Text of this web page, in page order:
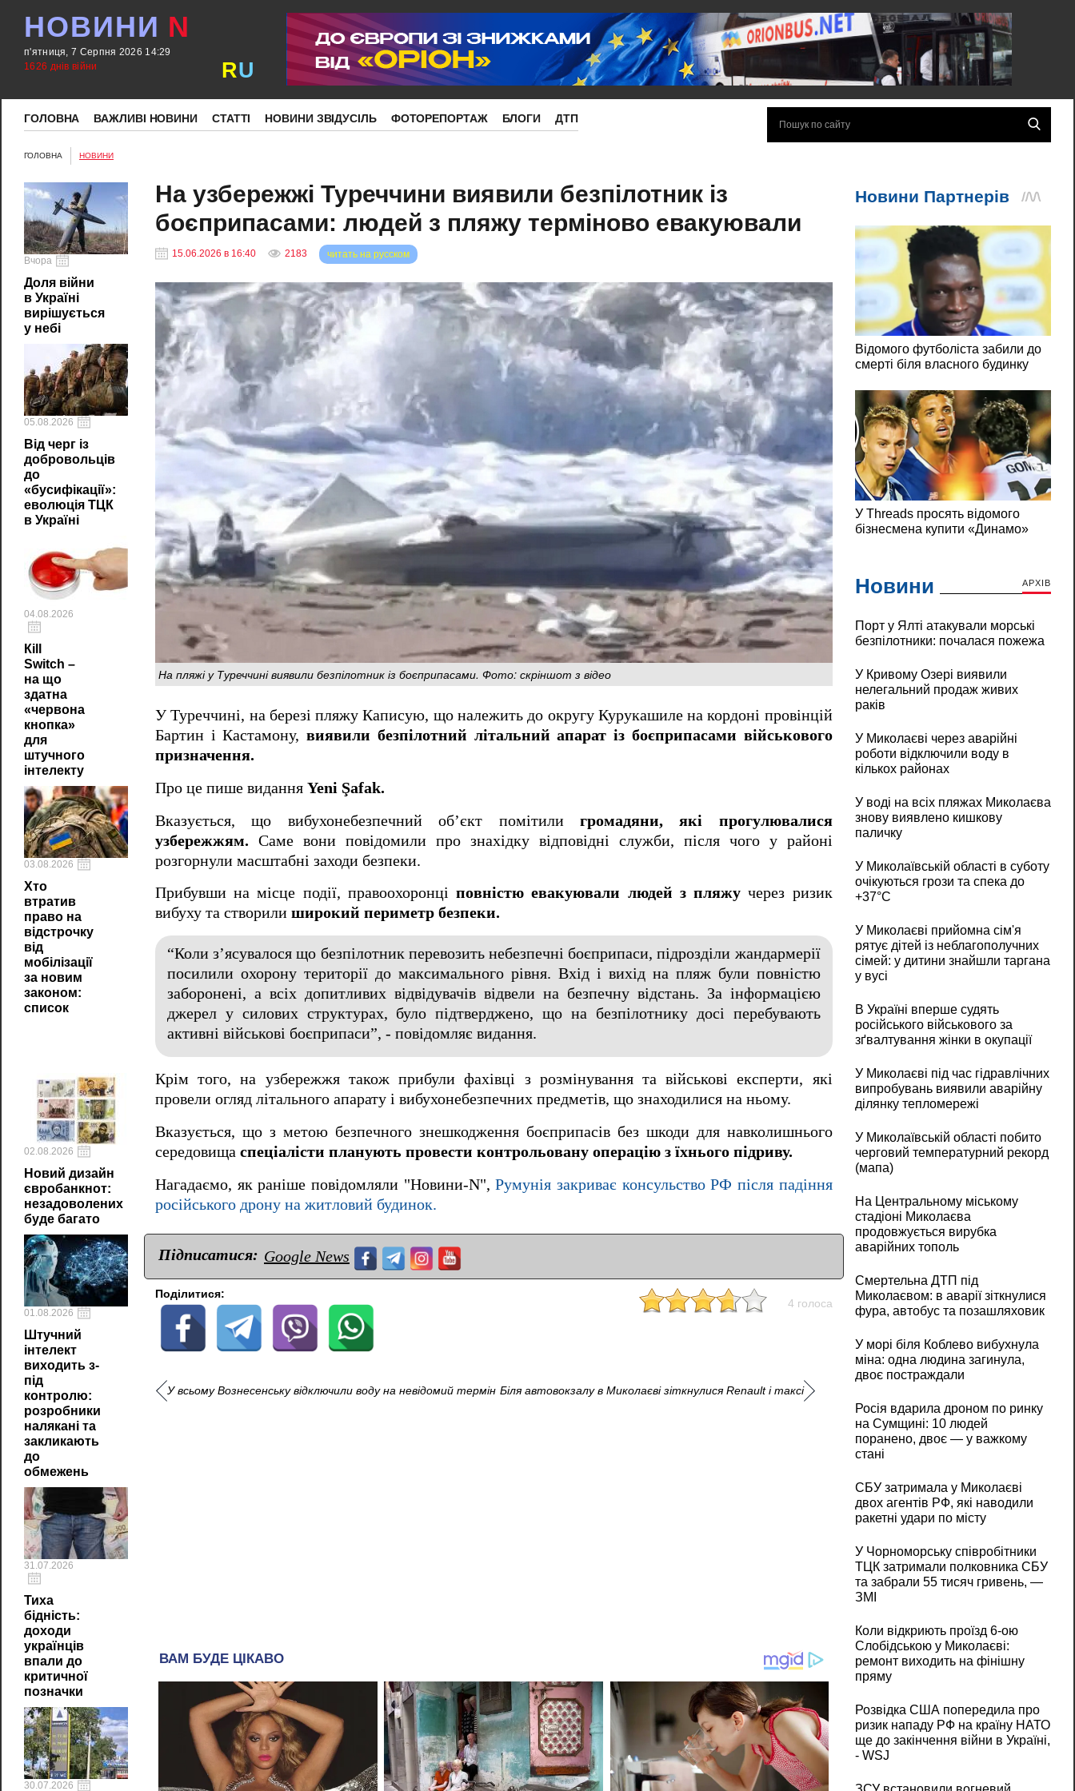
НОВИНИ N
п'ятниця, 7 Серпня 2026 14:29
1626 днів війни
RU
ГОЛОВНА ВАЖЛИВІ НОВИНИ СТАТТІ НОВИНИ ЗВІДУСІЛЬ ФОТОРЕПОРТАЖ БЛОГИ ДТП
ГОЛОВНА НОВИНИ
Вчора
Доля війни
в Україні
вирішується
у небі
05.08.2026
Від черг із
добровольців
до
«бусифікації»:
еволюція ТЦК
в Україні
04.08.2026
Кill
Switch –
на що
здатна
«червона
кнопка»
для
штучного
інтелекту
03.08.2026
Хто
втратив
право на
відстрочку
від
мобілізації
за новим
законом:
список
02.08.2026
Новий дизайн
євробанкнот:
незадоволених
буде багато
01.08.2026
Штучний
інтелект
виходить з-
під
контролю:
розробники
налякані та
закликають
до
обмежень
31.07.2026
Тиха
бідність:
доходи
українців
впали до
критичної
позначки
30.07.2026
На узбережжі Туреччини виявили безпілотник із
боєприпасами: людей з пляжу терміново евакуювали
15.06.2026 в 16:40 2183 читать на русском
На пляжі у Туреччині виявили безпілотник із боєприпасами. Фото: скріншот з відео
У Туреччині, на березі пляжу Каписую, що належить до округу Курукашиле на кордоні провінцій
Бартин і Кастамону,виявили безпілотний літальний апарат із боєприпасами військового
призначення.
Про це пише видання Yeni Şafak.
Вказується, що вибухонебезпечний об’єкт помітили громадяни, які прогулювалися
узбережжям. Саме вони повідомили про знахідку відповідні служби, після чого у районі
розгорнули масштабні заходи безпеки.
Прибувши на місце події, правоохоронціповністю евакуювали людей з пляжу через ризик
вибуху та створили широкий периметр безпеки.
“Коли з’ясувалося що безпілотник перевозить небезпечні боєприпаси, підрозділи жандармерії
посилили охорону території до максимального рівня. Вхід і вихід на пляж були повністю
заборонені, а всіх допитливих відвідувачів відвели на безпечну відстань. За інформацією
джерел у силових структурах, було підтверджено, що на безпілотнику досі перебувають
активні військові боєприпаси”, - повідомляє видання.
Крім того, на узбережжя також прибули фахівці з розмінування та військові експерти, які
провели огляд літального апарату і вибухонебезпечних предметів, що знаходилися на ньому.
Вказується, що з метою безпечного знешкодження боєприпасів без шкоди для навколишнього
середовища спеціалісти планують провести контрольовану операцію з їхнього підриву.
Нагадаємо, як раніше повідомляли "Новини-N",Румунія закриває консульство РФ після падіння
російського дрону на житловий будинок.
Підписатися: Google News
Поділитися:
4 голоса
У всьому Вознесенську відключили воду на невідомий термін Біля автовокзалу в Миколаєві зіткнулися Renault і таксі
Новини АРХІВ
Порт у Ялті атакували морські
безпілотники: почалася пожежа
У Кривому Озері виявили
нелегальний продаж живих
раків
У Миколаєві через аварійні
роботи відключили воду в
кількох районах
У воді на всіх пляжах Миколаєва
знову виявлено кишкову
паличку
У Миколаївській області в суботу
очікуються грози та спека до
+37°C
У Миколаєві прийомна сім'я
рятує дітей із неблагополучних
сімей: у дитини знайшли таргана
у вусі
В Україні вперше судять
російського військового за
зґвалтування жінки в окупації
У Миколаєві під час гідравлічних
випробувань виявили аварійну
ділянку тепломережі
У Миколаївській області побито
черговий температурний рекорд
(мапа)
На Центральному міському
стадіоні Миколаєва
продовжується вирубка
аварійних тополь
Смертельна ДТП під
Миколаєвом: в аварії зіткнулися
фура, автобус та позашляховик
У морі біля Коблево вибухнула
міна: одна людина загинула,
двоє постраждали
Росія вдарила дроном по ринку
на Сумщині: 10 людей
поранено, двоє — у важкому
стані
СБУ затримала у Миколаєві
двох агентів РФ, які наводили
ракетні удари по місту
У Чорноморську співробітники
ТЦК затримали полковника СБУ
та забрали 55 тисяч гривень, —
ЗМІ
Коли відкриють проїзд 6-ою
Слобідською у Миколаєві:
ремонт виходить на фінішну
пряму
Розвідка США попередила про
ризик нападу РФ на країну НАТО
ще до закінчення війни в Україні,
- WSJ